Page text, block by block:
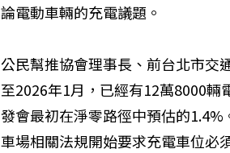
論電動車輛的充電議題。
公民幫推協會理事長、前台北市交
至2026年1月，已經有12萬8000
發會最初在淨零路徑中預估的
車場相關法規開始要求充電車位必